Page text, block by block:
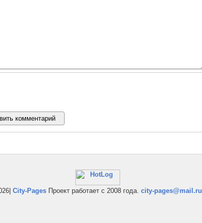
City-Pages Проект работает с 2008 года. city-pages@mail.ru